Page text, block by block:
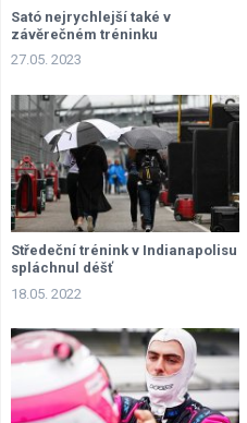
Sató nejrychlejší také v
závěrečném tréninku
27.05. 2023
Středeční trénink v Indianapolisu
spláchnul déšť
18.05. 2022